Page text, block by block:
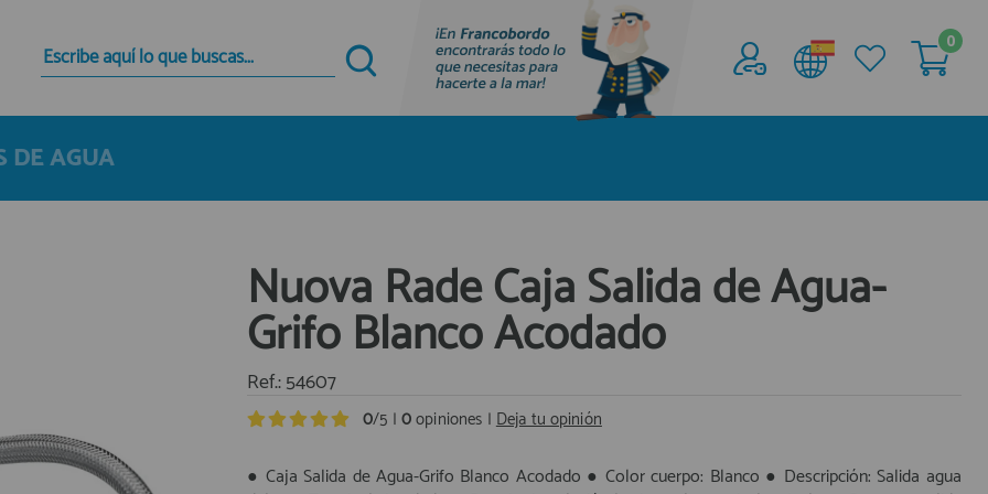
Quiero registrarme
Nuevo cliente
Al crear una cuenta en francobordo.com podrás
tienda virtual, revisar el estado de tus pedidos y
¡Adelante! Te estabamos esperando.
registro cliente
Acceder al
Área profesionales
la Náutica
registro profesional
0
DE AGUA
Nuova Rade Caja Salida de Agua-
Grifo Blanco Acodado
Ref.: 54607
0/5 | 0opiniones | Deja tu opinión
● Caja Salida de Agua-Grifo Blanco Acodado ● Color cuerpo: Blanco ● Descripción: Salida agua